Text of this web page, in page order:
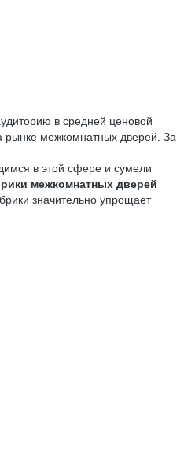
в средней ценовой
рынке межкомнатных дверей. За
в этой сфере и сумели
межкомнатных дверей
значительно упрощает